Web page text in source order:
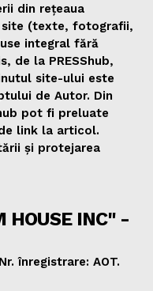
din rețeaua
site (texte, fotografii,
integral fără
de la PRESShub,
site-ului este
de Autor. Din
pot fi preluate
link la articol.
și protejarea
HOUSE INC" -
înregistrare: AOT.